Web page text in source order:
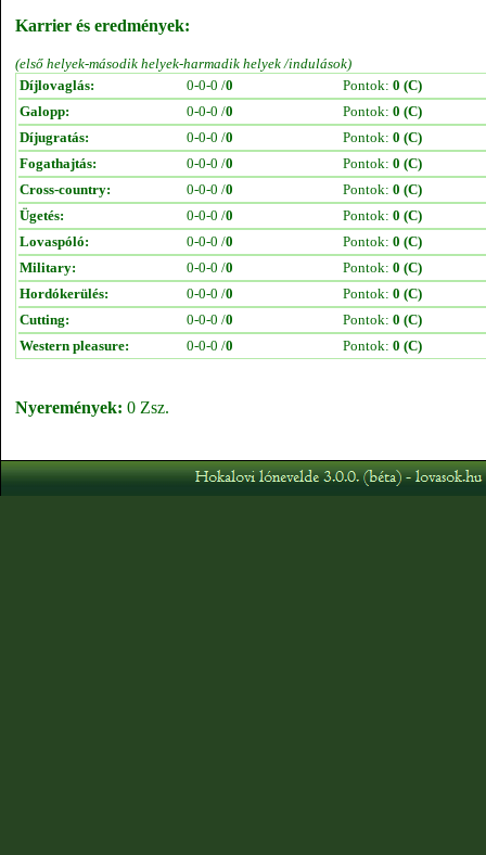
Karrier és eredmények:
(első helyek-második helyek-harmadik helyek /indulások)
Díjlovaglás:
0-0-0 /0 Pontok: 0 (C)
Galopp:
0-0-0 /0 Pontok: 0 (C)
Díjugratás:
0-0-0 /0 Pontok: 0 (C)
Fogathajtás:
0-0-0 /0 Pontok: 0 (C)
Cross-country:
0-0-0 /0 Pontok: 0 (C)
Ügetés:
0-0-0 /0 Pontok: 0 (C)
Lovaspóló:
0-0-0 /0 Pontok: 0 (C)
Military:
0-0-0 /0 Pontok: 0 (C)
Hordókerülés:
0-0-0 /0 Pontok: 0 (C)
Cutting:
0-0-0 /0 Pontok: 0 (C)
Western pleasure:
0-0-0 /0 Pontok: 0 (C)
Nyeremények: 0 Zsz.